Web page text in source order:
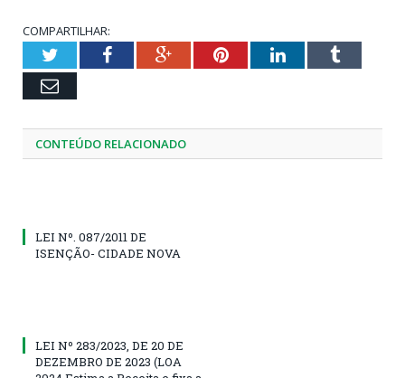
COMPARTILHAR:
TwitterFacebookGoogle+PinterestLinkedInTumblr
Email
CONTEÚDO RELACIONADO
LEI Nº. 087/2011 DE
ISENÇÃO- CIDADE NOVA
LEI Nº 283/2023, DE 20 DE
DEZEMBRO DE 2023 (LOA